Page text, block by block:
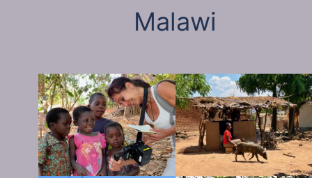
Malawi